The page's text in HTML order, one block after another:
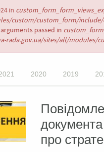
in
custom/custom_form/
passed in
rada.gov.ua/sites/all/modules/
2020 2019
про